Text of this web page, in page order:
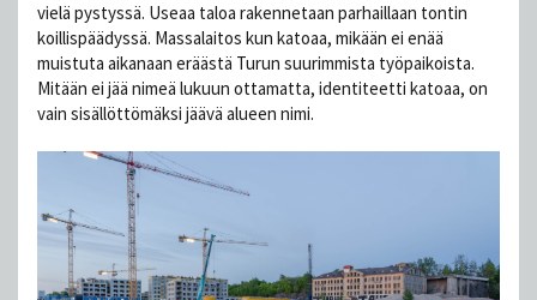
vielä pystyssä. Useaa taloa rakennetaan parhaillaan tontin
koillispäädyssä. Massalaitos kun katoaa, mikään ei enää
muistuta aikanaan eräästä Turun suurimmista työpaikoista.
Mitään ei jää nimeä lukuun ottamatta, identiteetti katoaa, on
vain sisällöttömäksi jäävä alueen nimi.